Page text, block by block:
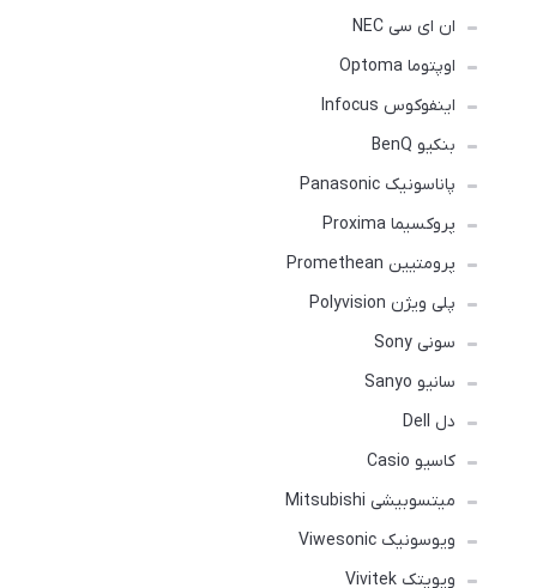
ان ای سی NEC
اوپتوما Optoma
اینفوکوس Infocus
بنکیو BenQ
پاناسونیک Panasonic
پروکسیما Proxima
پرومتیین Promethean
پلی ویژن Polyvision
سونی Sony
سانیو Sanyo
دل Dell
کاسیو Casio
میتسوبیشی Mitsubishi
ویوسونیک Viwesonic
ویویتک Vivitek